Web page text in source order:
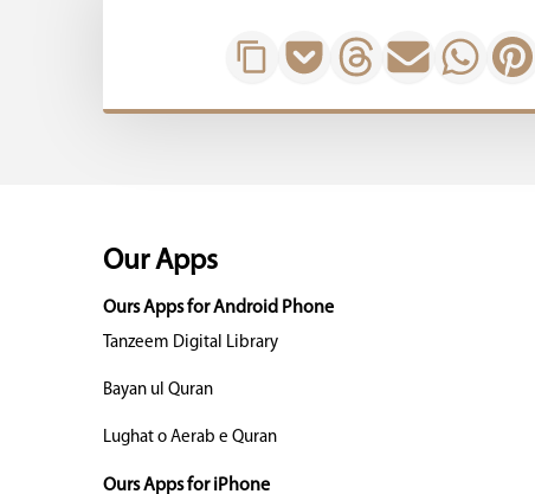
Our Apps
Ours Apps for Android Phone
Tanzeem Digital Library
Bayan ul Quran
Lughat o Aerab e Quran
Ours Apps for iPhone